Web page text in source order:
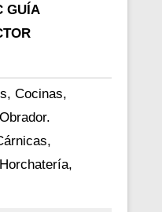
GUÍA
Cocinas,